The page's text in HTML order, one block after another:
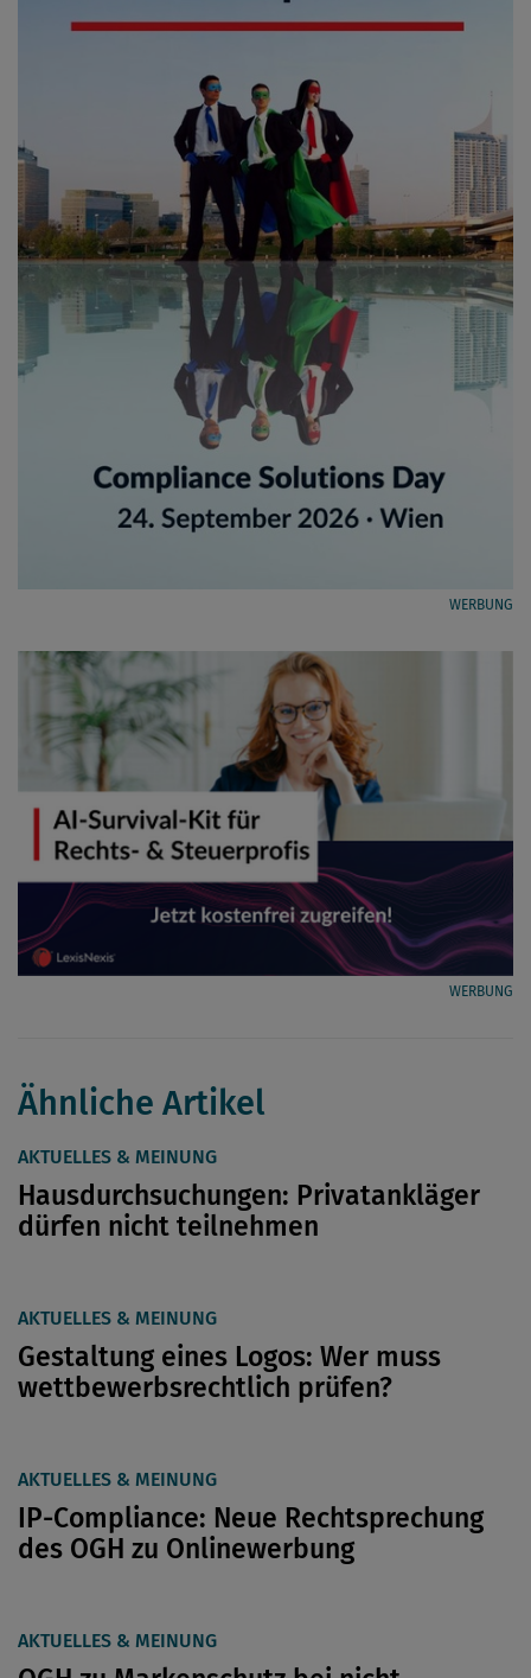
WERBUNG
WERBUNG
Ähnliche Artikel
AKTUELLES & MEINUNG
Hausdurchsuchungen: Privatankläger
dürfen nicht teilnehmen
AKTUELLES & MEINUNG
Gestaltung eines Logos: Wer muss
wettbewerbsrechtlich prüfen?
AKTUELLES & MEINUNG
IP-Compliance: Neue Rechtsprechung
des OGH zu Onlinewerbung
AKTUELLES & MEINUNG